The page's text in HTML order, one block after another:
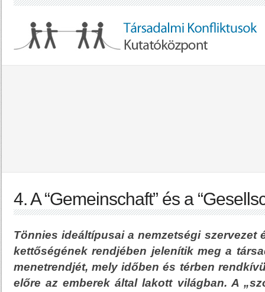
4. A “Gemeinschaft” és a
Tönnies ideáltípusai a nemzetségi szervezet
kettőségének rendjében jelenítik meg a
menetrendjét, mely időben és térben
előre az emberek által lakott világban. A